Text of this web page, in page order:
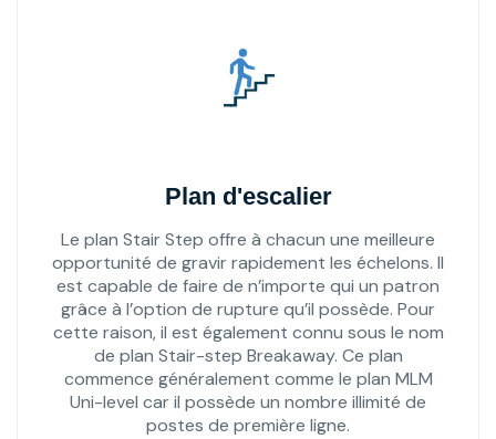
Plan d'escalier
Le plan Stair Step offre à chacun une meilleure
opportunité de gravir rapidement les échelons. Il
est capable de faire de n’importe qui un patron
grâce à l’option de rupture qu’il possède. Pour
cette raison, il est également connu sous le nom
de plan Stair-step Breakaway. Ce plan
commence généralement comme le plan MLM
Uni-level car il possède un nombre illimité de
postes de première ligne.